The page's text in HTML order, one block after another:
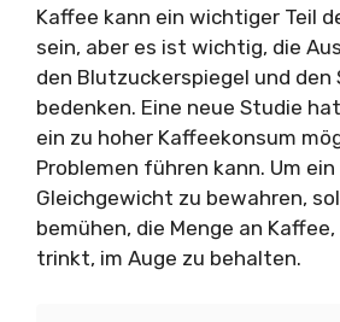
Kaffee kann ein wichtiger Teil
sein, aber es ist wichtig, die
den Blutzuckerspiegel und
bedenken. Eine neue Studie
ein zu hoher Kaffeekonsum
Problemen führen kann. Um
Gleichgewicht zu bewahren,
bemühen, die Menge an
trinkt, im Auge zu behalten.